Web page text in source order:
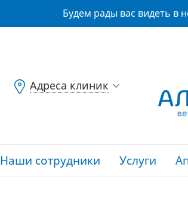
Будем рады вас видеть в
Адреса клиник
Наши сотрудники Услуги